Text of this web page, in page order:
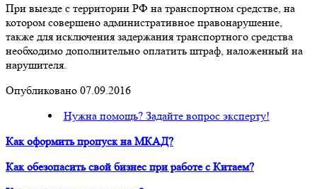
При выезде с территории РФ на транспортном средстве, на
котором совершено административное правонарушение,
также для исключения задержания транспортного средства
необходимо дополнительно оплатить штраф, наложенный на
нарушителя.
Опубликовано 07.09.2016
Нужна помощь? Задайте вопрос эксперту!
Как оформить пропуск на МКАД?
Как обезопасить свой бизнес при работе с Китаем?